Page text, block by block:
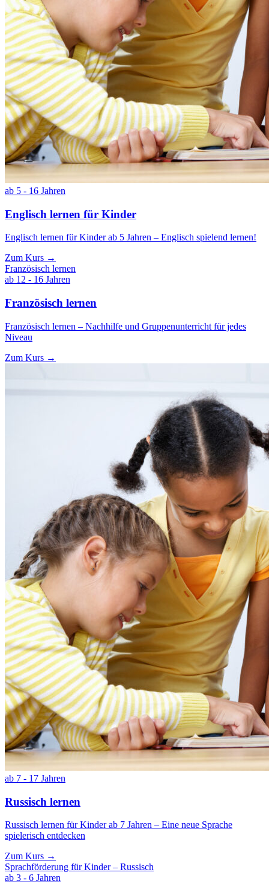
ab 5 - 16 Jahren
Englisch lernen für Kinder
Englisch lernen für Kinder ab 5 Jahren – Englisch spielend lernen!
Zum Kurs →
Französisch lernen
ab 12 - 16 Jahren
Französisch lernen
Französisch lernen – Nachhilfe und Gruppenunterricht für jedes
Niveau
Zum Kurs →
ab 7 - 17 Jahren
Russisch lernen
Russisch lernen für Kinder ab 7 Jahren – Eine neue Sprache
spielerisch entdecken
Zum Kurs →
Sprachförderung für Kinder – Russisch
ab 3 - 6 Jahren